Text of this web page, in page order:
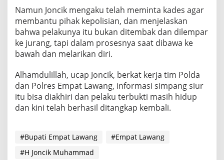
Namun Joncik mengaku telah meminta kades agar
membantu pihak kepolisian, dan menjelaskan
bahwa pelakunya itu bukan ditembak dan dilempar
ke jurang, tapi dalam prosesnya saat dibawa ke
bawah dan melarikan diri.
Alhamdulillah, ucap Joncik, berkat kerja tim Polda
dan Polres Empat Lawang, informasi simpang siur
itu bisa diakhiri dan pelaku terbukti masih hidup
dan kini telah berhasil ditangkap kembali.
#Bupati Empat Lawang
#Empat Lawang
#H Joncik Muhammad